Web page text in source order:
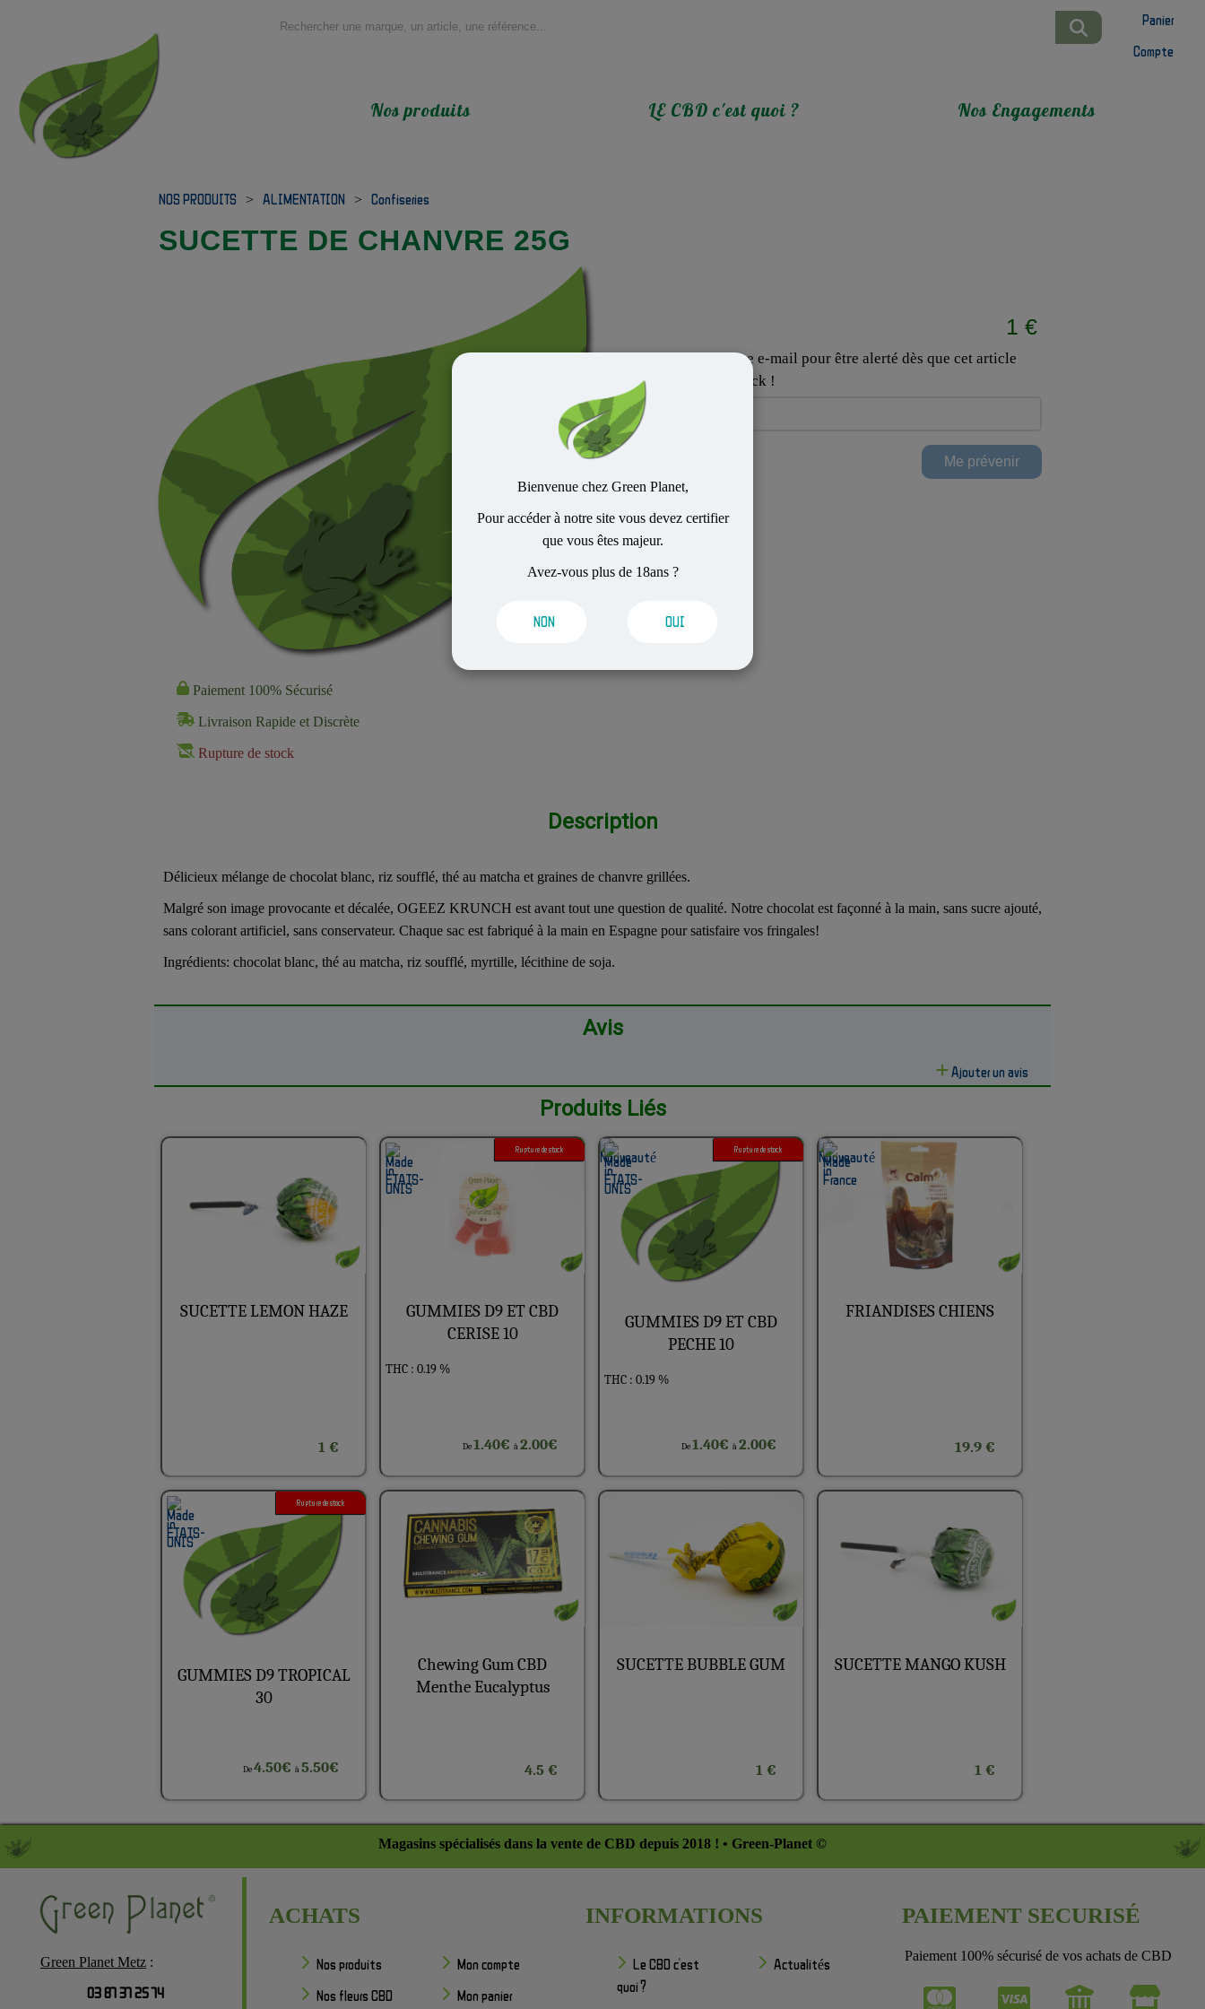
Bienvenue chez Green Planet,
Pour accéder à notre site vous devez certifier
que vous êtes majeur.
Avez-vous plus de 18ans ?
NON OUI
Panier
Compte
Nos produits LE CBD c'est quoi ? Nos Engagements
NOS PRODUITS > ALIMENTATION > Confiseries
SUCETTE DE CHANVRE 25G
Paiement 100% Sécurisé
Livraison Rapide et Discrète
Rupture de stock
1 €
Inscrivez votre adresse e-mail pour être alerté dès que cet article
sera de nouveau en stock !
Description
Délicieux mélange de chocolat blanc, riz soufflé, thé au matcha et graines de chanvre grillées.
Malgré son image provocante et décalée, OGEEZ KRUNCH est avant tout une question de qualité. Notre chocolat est façonné à la main, sans sucre ajouté,
sans colorant artificiel, sans conservateur. Chaque sac est fabriqué à la main en Espagne pour satisfaire vos fringales!
Ingrédients: chocolat blanc, thé au matcha, riz soufflé, myrtille, lécithine de soja.
Avis
Ajouter un avis
Produits Liés
SUCETTE LEMON HAZE
1 €
Rupture de stock
GUMMIES D9 ET CBD
CERISE 10
THC : 0.19 %
De1.40€ à2.00€
Rupture de stock
GUMMIES D9 ET CBD
PECHE 10
THC : 0.19 %
De1.40€ à2.00€
FRIANDISES CHIENS
19.9 €
Rupture de stock
GUMMIES D9 TROPICAL
30
De4.50€ à5.50€
Chewing Gum CBD
Menthe Eucalyptus
4.5 €
SUCETTE BUBBLE GUM
1 €
SUCETTE MANGO KUSH
1 €
Magasins spécialisés dans la vente de CBD depuis 2018 ! • Green-Planet ©
Green Planet Metz :
03 87 37 25 74
ACHATS
Nos produits
Nos fleurs CBD
Mon compte
Mon panier
INFORMATIONS
Le CBD c'est
quoi ?
Actualités
PAIEMENT SECURISÉ
Paiement 100% sécurisé de vos achats de CBD